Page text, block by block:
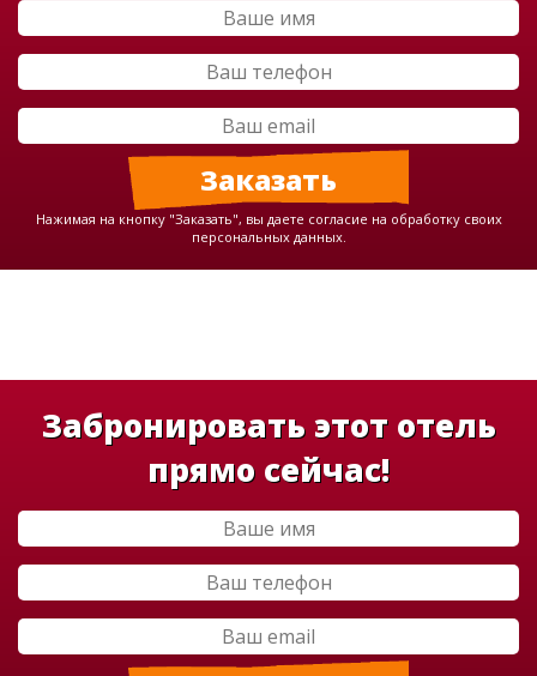
Нажимая на кнопку "Заказать", вы даете согласие на обработку своих
персональных данных.
Забронировать этот отель
прямо сейчас!